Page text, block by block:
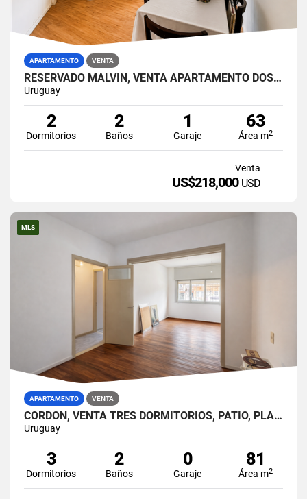
APARTAMENTO VENTA
RESERVADO MALVÍN, VENTA APARTAMENTO DOS DORMITORIOS, BALCÓN, GARAJE
Uruguay
2
Dormitorios
2
Baños
1
Garaje
63
Área m2
Venta
US$218,000 USD
MLS
APARTAMENTO VENTA
CORDÓN, VENTA TRES DORMITORIOS, PATIO, PLANTA BAJA
Uruguay
3
Dormitorios
2
Baños
0
Garaje
81
Área m2